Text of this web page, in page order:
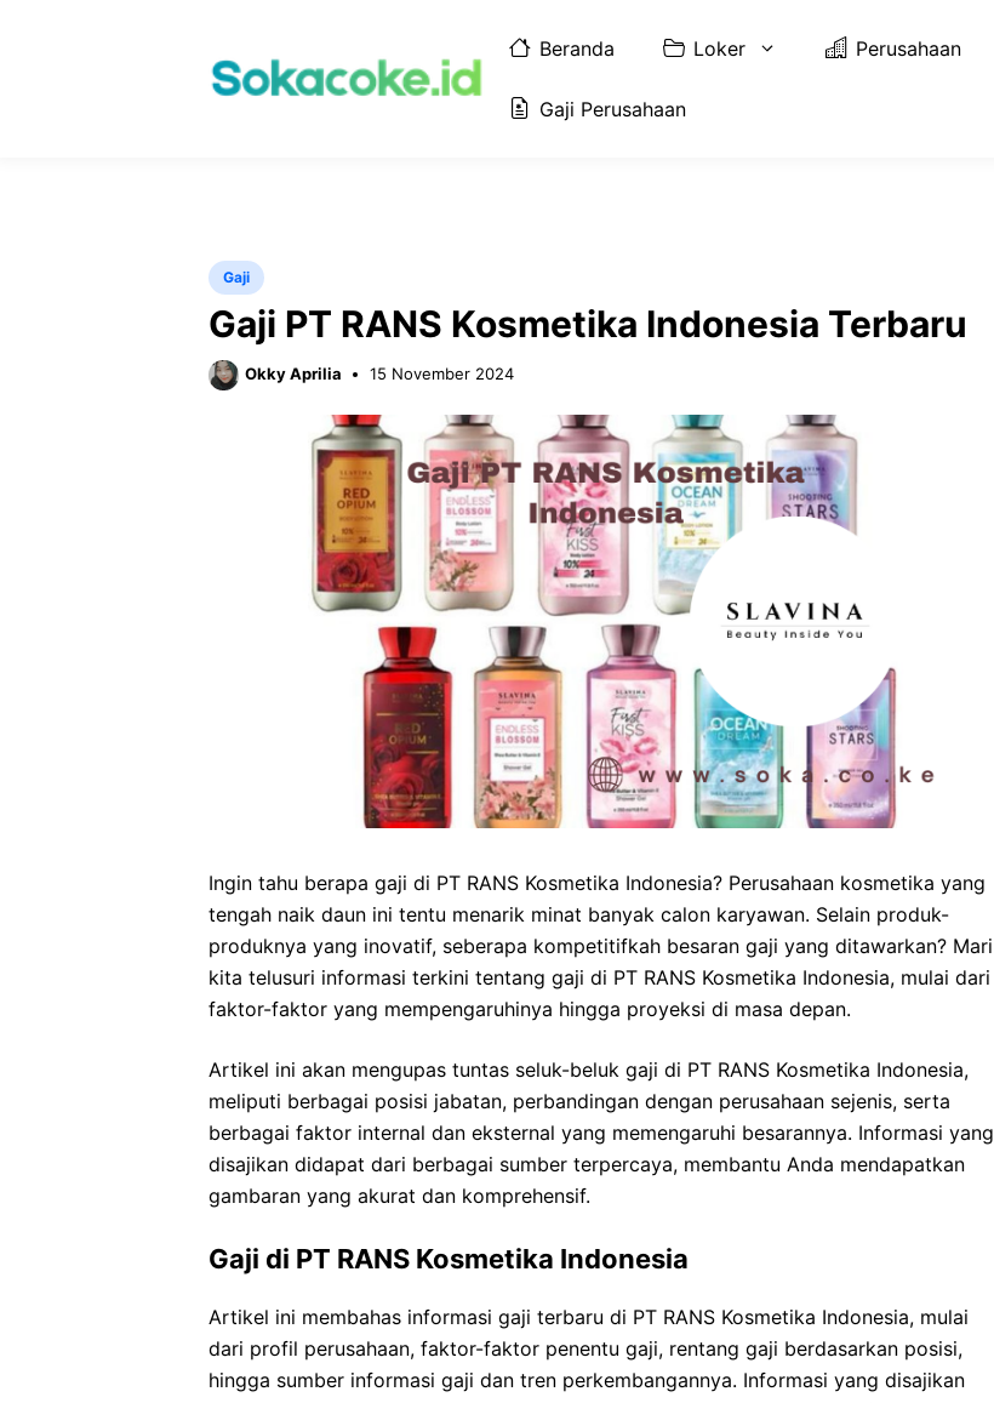
Beranda Loker Perusahaan
Gaji Perusahaan
Gaji
Gaji PT RANS Kosmetika Indonesia Terbaru
Okky Aprilia 15 November 2024
Ingin tahu berapa gaji di PT RANS Kosmetika Indonesia? Perusahaan kosmetika yang
tengah naik daun ini tentu menarik minat banyak calon karyawan. Selain produk-
produknya yang inovatif, seberapa kompetitifkah besaran gaji yang ditawarkan? Mari
kita telusuri informasi terkini tentang gaji di PT RANS Kosmetika Indonesia, mulai dari
faktor-faktor yang mempengaruhinya hingga proyeksi di masa depan.
Artikel ini akan mengupas tuntas seluk-beluk gaji di PT RANS Kosmetika Indonesia,
meliputi berbagai posisi jabatan, perbandingan dengan perusahaan sejenis, serta
berbagai faktor internal dan eksternal yang memengaruhi besarannya. Informasi yang
disajikan didapat dari berbagai sumber terpercaya, membantu Anda mendapatkan
gambaran yang akurat dan komprehensif.
Gaji di PT RANS Kosmetika Indonesia
Artikel ini membahas informasi gaji terbaru di PT RANS Kosmetika Indonesia, mulai
dari profil perusahaan, faktor-faktor penentu gaji, rentang gaji berdasarkan posisi,
hingga sumber informasi gaji dan tren perkembangannya. Informasi yang disajikan